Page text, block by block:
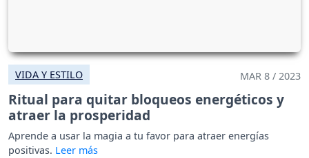
VIDA Y ESTILO MAR 8 / 2023
Ritual para quitar bloqueos energéticos y
atraer la prosperidad
Aprende a usar la magia a tu favor para atraer energías
positivas.